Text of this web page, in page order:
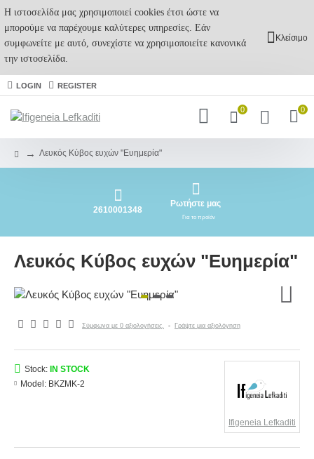
Η ιστοσελίδα μας χρησιμοποιεί cookies έτσι ώστε να
μπορούμε να παρέχουμε καλύτερες υπηρεσίες. Εάν
συμφωνείτε με αυτό, συνεχίστε να χρησιμοποιείτε κανονικά
την ιστοσελίδα.
Κλείσιμο
LOGIN REGISTER
0 0
Λευκός Κύβος ευχών "Ευημερία"
2610001348
Ρωτήστε μας
Για το προϊόν
Λευκός Κύβος ευχών "Ευημερία"
Σύμφωνα με 0 αξιολογήσεις. - Γράψτε μια αξιολόγηση
Stock: IN STOCK
Model: BKΖMK-2
Ifigeneia Lefkaditi